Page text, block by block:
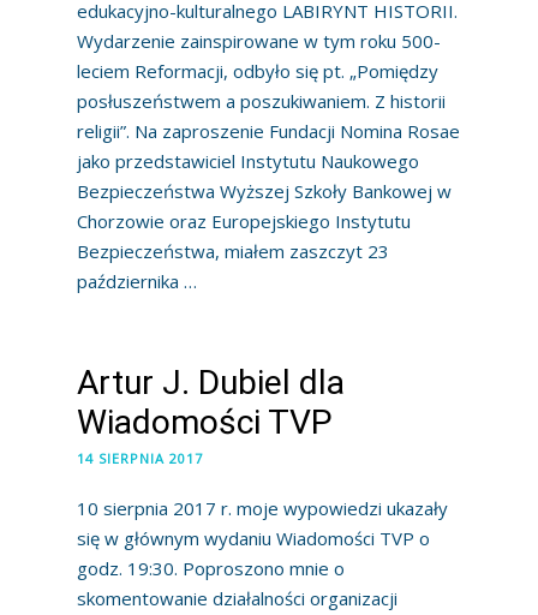
edukacyjno-kulturalnego LABIRYNT HISTORII.
Wydarzenie zainspirowane w tym roku 500-
leciem Reformacji, odbyło się pt. „Pomiędzy
posłuszeństwem a poszukiwaniem. Z historii
religii”. Na zaproszenie Fundacji Nomina Rosae
jako przedstawiciel Instytutu Naukowego
Bezpieczeństwa Wyższej Szkoły Bankowej w
Chorzowie oraz Europejskiego Instytutu
Bezpieczeństwa, miałem zaszczyt 23
października …
Artur J. Dubiel dla
Wiadomości TVP
14 SIERPNIA 2017
10 sierpnia 2017 r. moje wypowiedzi ukazały
się w głównym wydaniu Wiadomości TVP o
godz. 19:30. Poproszono mnie o
skomentowanie działalności organizacji